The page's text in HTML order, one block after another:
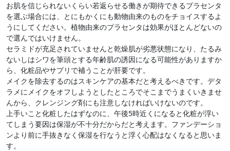
お肌を信じられないくらい若返らせる働きが期待できるプラセンタ
を選ぶ場合には、とにもかくにも動物由来のものをチョイスするよ
うにしてください。植物由来のプラセンタは効果がほとんどないの
で選んではいけません。
セラミドが充足されていませんと乾燥肌が劣悪状態になり、たるみ
ないしはシワを筆頭とする年齢肌の誘因になる可能性がありますか
ら、化粧品やサプリで補うことが肝要です。
メイクを除去するのはスキンケアの基本だと考えるべきです。デタ
ラメにメイクをオフしようとしたところでそこまでうまくいきませ
んから、クレンジング剤にも注意しなければいけないのです。
上手いこと化粧したはずなのに、午後5時近くになると化粧が浮い
てしまう要因は保湿が不十分だからだと考えます。ファンデーショ
ンより前に手抜きなく保湿を行なうと浮く心配はなくなると思いま
す。